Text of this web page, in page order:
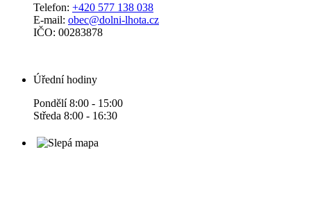
Telefon: +420 577 138 038
E-mail: obec@dolni-lhota.cz
IČO: 00283878
Úřední hodiny
Pondělí 8:00 - 15:00
Středa 8:00 - 16:30